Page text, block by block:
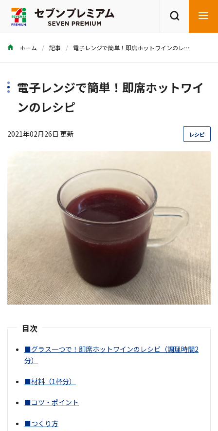
商品を探す レシピを探す
ホーム 記事 電子レンジで簡単！即席ホットワインのレシピ
電子レンジで簡単！即席ホットワイ
ンのレシピ
2021年02月26日 更新 レシピ
目次
■グラス一つで！即席ホットワインのレシピ（調理時間2
分）
■材料（1杯分）
■コツ・ポイント
■つくり方